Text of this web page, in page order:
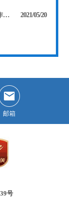
致公党武汉市委会赴深圳开展参政议政工作调研 2021/05/20
邮箱
号